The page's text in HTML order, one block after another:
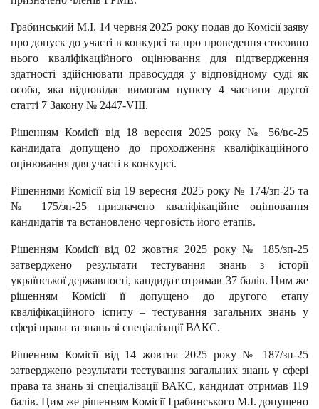
Грабинський М.І. 14 червня 2025 року подав до Комісії заяву
про допуск до участі в конкурсі та про проведення стосовно
нього кваліфікаційного оцінювання для підтвердження
здатності здійснювати правосуддя у відповідному суді як
особа, яка відповідає вимогам пункту 4 частини другої
статті 7 Закону № 2447-VІІІ.
Рішенням Комісії від 18 вересня 2025 року № 56/вс-25
кандидата допущено до проходження кваліфікаційного
оцінювання для участі в конкурсі.
Рішеннями Комісії від 19 вересня 2025 року № 174/зп-25 та
№ 175/зп-25 призначено кваліфікаційне оцінювання
кандидатів та встановлено черговість його етапів.
Рішенням Комісії від 02 жовтня 2025 року № 185/зп-25
затверджено результати тестування знань з історії
української державності, кандидат отримав 37 балів. Цим же
рішенням Комісії її допущено до другого етапу
кваліфікаційного іспиту – тестування загальних знань у
сфері права та знань зі спеціалізації ВАКС.
Рішенням Комісії від 14 жовтня 2025 року № 187/зп-25
затверджено результати тестування загальних знань у сфері
права та знань зі спеціалізації ВАКС, кандидат отримав 119
балів. Цим же рішенням Комісії Грабинського М.І. допущено